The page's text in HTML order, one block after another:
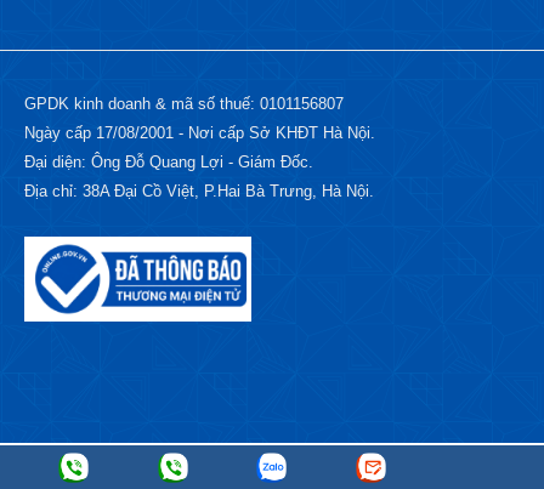
GPDK kinh doanh & mã số thuế: 0101156807
Ngày cấp 17/08/2001 - Nơi cấp Sở KHĐT Hà Nội.
Đại diện: Ông Đỗ Quang Lợi - Giám Đốc.
Địa chỉ: 38A Đại Cồ Việt, P.Hai Bà Trưng, Hà Nội.